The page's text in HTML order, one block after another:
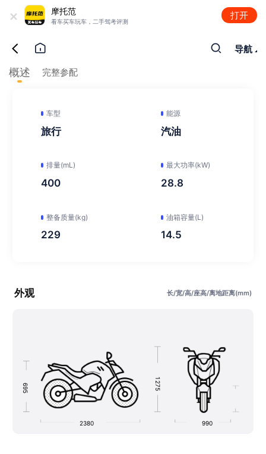
+ 摩托范
看车买车玩车，二手驾考评测
打开
导航
概述 完整参配
车型
旅行
能源
汽油
排量(mL)
400
最大功率(kW)
28.8
整备质量(kg)
229
油箱容量(L)
14.5
外观 长/宽/高/座高/离地距离(mm)
6
9
5
2380 990
1
2
7
5